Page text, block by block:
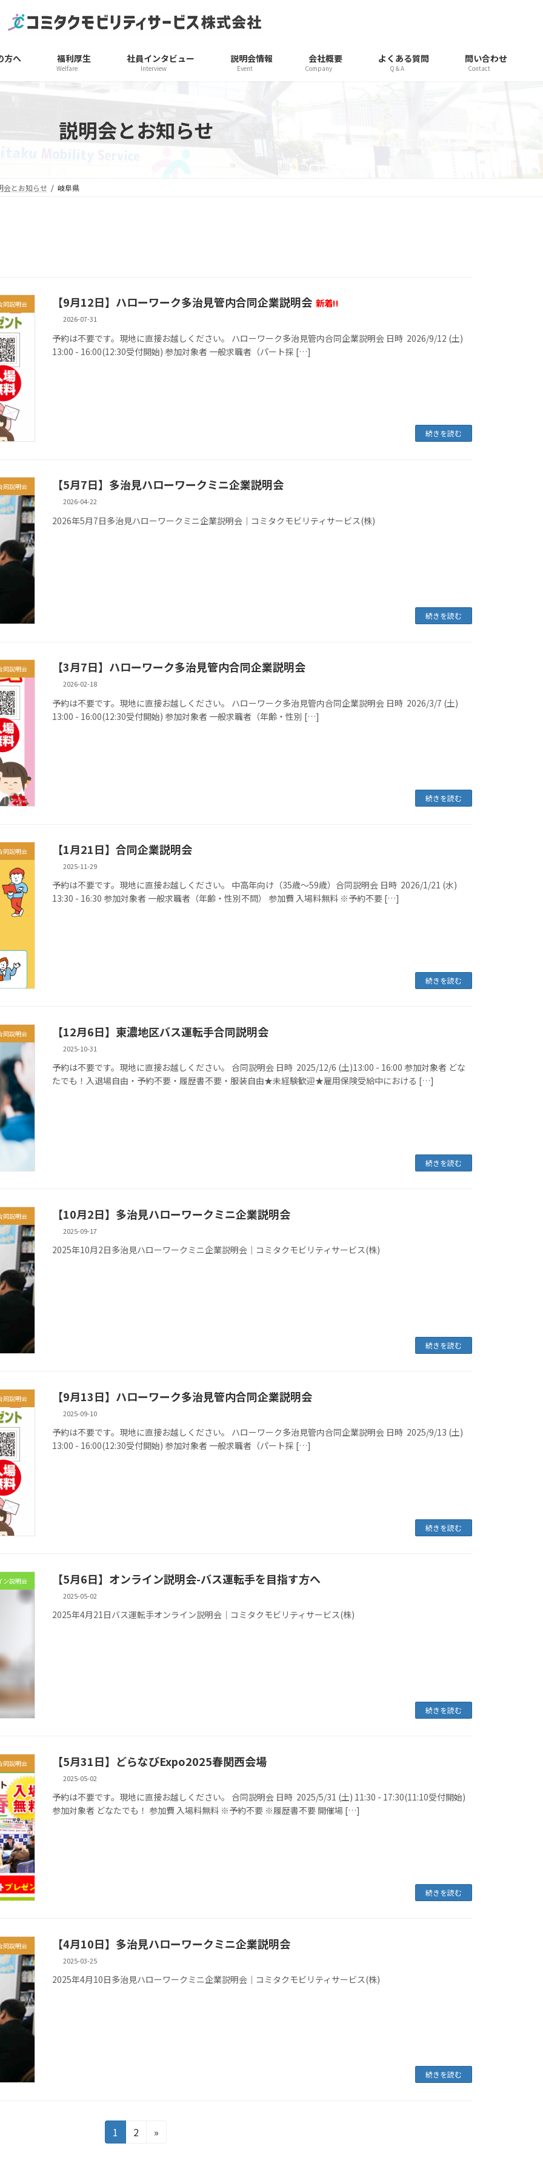
方へ 福利厚生
Welfare
社員インタビュー
Interview
説明会情報
Event
会社概要
Company
よくある質問
Q＆A
問い合わせ
Contact
説明会とお知らせ
会とお知らせ 岐阜県
同説明会 【9月12日】ハローワーク多治見管内合同企業説明会 新着!!
2026-07-31
予約は不要です。現地に直接お越しください。 ハローワーク多治見管内合同企業説明会 日時 2026/9/12 (土)
13:00 - 16:00(12:30受付開始) 参加対象者 一般求職者（パート採 […]
続きを読む
同説明会 【5月7日】多治見ハローワークミニ企業説明会
2026-04-22
2026年5月7日多治見ハローワークミニ企業説明会│コミタクモビリティサービス(株)
続きを読む
同説明会 【3月7日】ハローワーク多治見管内合同企業説明会
2026-02-18
予約は不要です。現地に直接お越しください。 ハローワーク多治見管内合同企業説明会 日時 2026/3/7 (土)
13:00 - 16:00(12:30受付開始) 参加対象者 一般求職者（年齢・性別 […]
続きを読む
同説明会 【1月21日】合同企業説明会
2025-11-29
予約は不要です。現地に直接お越しください。 中高年向け（35歳～59歳）合同説明会 日時 2026/1/21 (水)
13:30 - 16:30 参加対象者 一般求職者（年齢・性別不問） 参加費 入場料無料 ※予約不要 […]
続きを読む
同説明会 【12月6日】東濃地区バス運転手合同説明会
2025-10-31
予約は不要です。現地に直接お越しください。 合同説明会 日時 2025/12/6 (土)13:00 - 16:00 参加対象者 どな
たでも！入退場自由・予約不要・履歴書不要・服装自由★未経験歓迎★雇用保険受給中における […]
続きを読む
同説明会 【10月2日】多治見ハローワークミニ企業説明会
2025-09-17
2025年10月2日多治見ハローワークミニ企業説明会│コミタクモビリティサービス(株)
続きを読む
同説明会 【9月13日】ハローワーク多治見管内合同企業説明会
2025-09-10
予約は不要です。現地に直接お越しください。 ハローワーク多治見管内合同企業説明会 日時 2025/9/13 (土)
13:00 - 16:00(12:30受付開始) 参加対象者 一般求職者（パート採 […]
続きを読む
ン説明会 【5月6日】オンライン説明会-バス運転手を目指す方へ
2025-05-02
2025年4月21日バス運転手オンライン説明会│コミタクモビリティサービス(株)
続きを読む
同説明会 【5月31日】どらなびExpo2025春関西会場
2025-05-02
予約は不要です。現地に直接お越しください。 合同説明会 日時 2025/5/31 (土) 11:30 - 17:30(11:10受付開始)
参加対象者 どなたでも！ 参加費 入場料無料 ※予約不要 ※履歴書不要 開催場 […]
続きを読む
同説明会 【4月10日】多治見ハローワークミニ企業説明会
2025-03-25
2025年4月10日多治見ハローワークミニ企業説明会│コミタクモビリティサービス(株)
続きを読む
固
定
1
固
2 »